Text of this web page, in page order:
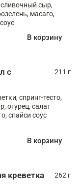
сливочный сыр,
масаго,
В корзину
с
211 г
спринг-тесто,
огурец, салат
спайси соус
В корзину
креветка
262 г